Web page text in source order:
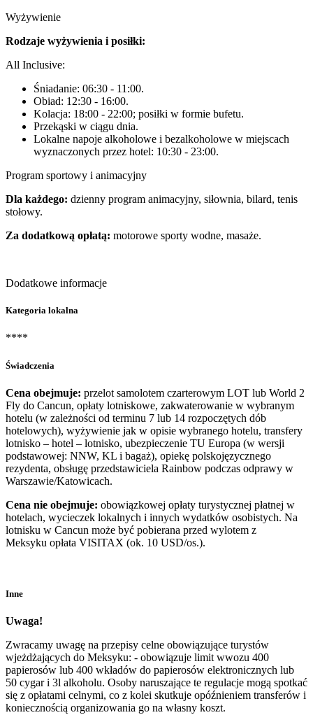
Wyżywienie
Rodzaje wyżywienia i posiłki:
All Inclusive:
Śniadanie: 06:30 - 11:00.
Obiad: 12:30 - 16:00.
Kolacja: 18:00 - 22:00; posiłki w formie bufetu.
Przekąski w ciągu dnia.
Lokalne napoje alkoholowe i bezalkoholowe w miejscach
wyznaczonych przez hotel: 10:30 - 23:00.
Program sportowy i animacyjny
Dla każdego: dzienny program animacyjny, siłownia, bilard, tenis
stołowy.
Za dodatkową opłatą: motorowe sporty wodne, masaże.
Dodatkowe informacje
Kategoria lokalna
****
Świadczenia
Cena obejmuje: przelot samolotem czarterowym LOT lub World 2
Fly do Cancun, opłaty lotniskowe, zakwaterowanie w wybranym
hotelu (w zależności od terminu 7 lub 14 rozpoczętych dób
hotelowych), wyżywienie jak w opisie wybranego hotelu, transfery
lotnisko – hotel – lotnisko, ubezpieczenie TU Europa (w wersji
podstawowej: NNW, KL i bagaż), opiekę polskojęzycznego
rezydenta, obsługę przedstawiciela Rainbow podczas odprawy w
Warszawie/Katowicach.
Cena nie obejmuje: obowiązkowej opłaty turystycznej płatnej w
hotelach, wycieczek lokalnych i innych wydatków osobistych. Na
lotnisku w Cancun może być pobierana przed wylotem z
Meksyku opłata VISITAX (ok. 10 USD/os.).
Inne
Uwaga!
Zwracamy uwagę na przepisy celne obowiązujące turystów
wjeżdżających do Meksyku: - obowiązuje limit wwozu 400
papierosów lub 400 wkładów do papierosów elektronicznych lub
50 cygar i 3l alkoholu. Osoby naruszające te regulacje mogą spotkać
się z opłatami celnymi, co z kolei skutkuje opóźnieniem transferów i
koniecznością organizowania go na własny koszt.